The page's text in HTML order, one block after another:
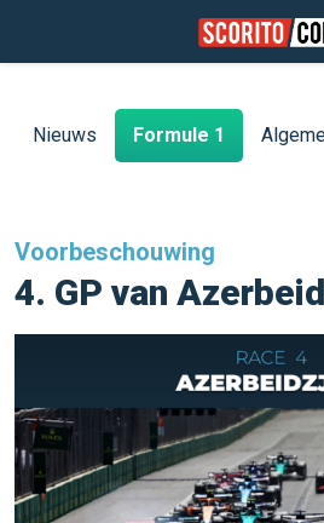
Nieuws Formule 1
Voorbeschouwing
4. GP van